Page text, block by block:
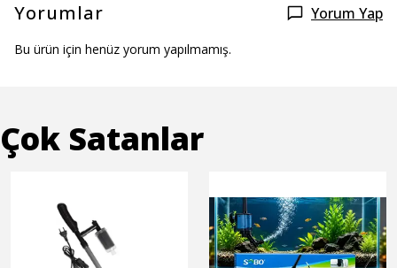
Yorumlar Yorum Yap
Bu ürün için henüz yorum yapılmamış.
Çok Satanlar